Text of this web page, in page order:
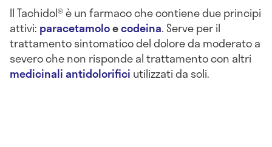
Il Tachidol® è un farmaco che contiene due principi
attivi: paracetamoloecodeina. Serve per il
trattamento sintomatico del dolore da moderato a
severo che non risponde al trattamento con altri
medicinali antidolorifici utilizzati da soli.